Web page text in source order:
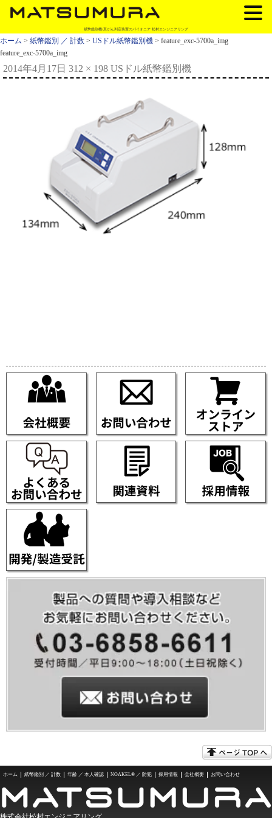
紙幣鑑別機/真がん判定装置のパイオニア 松村エンジニアリング
ホーム > 紙幣鑑別 ／ 計数 > USドル紙幣鑑別機 > feature_exc-5700a_img
feature_exc-5700a_img
2014年4月17日 312 × 198 USドル紙幣鑑別機
ホーム 紙幣鑑別 ／ 計数 年齢 ／ 本人確認 NOAKEL® ／ 防犯 採用情報 会社概要 お問い合わせ